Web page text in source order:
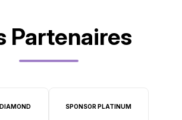
Partenaires
SPONSOR PLATINUM